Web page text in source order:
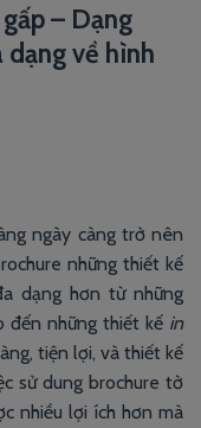
– Dạng
về hình
ngày càng trở nên
những thiết kế
dạng hơn từ những
đến những thiết kế in
tiện lợi, và thiết kế
sử dung brochure tờ
nhiều lợi ích hơn mà